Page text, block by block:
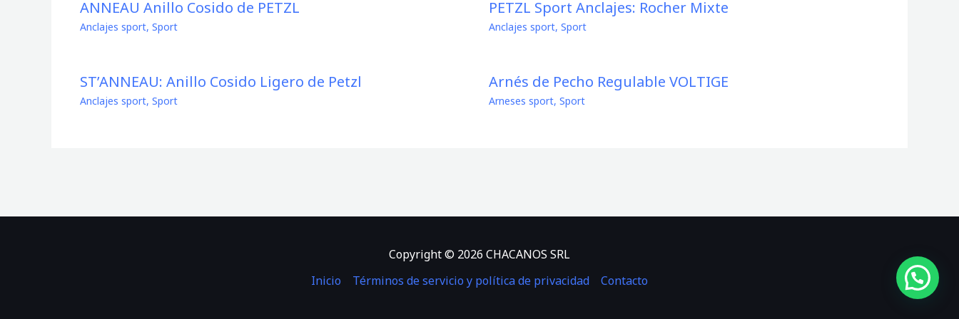
ANNEAU Anillo Cosido de PETZL
Anclajes sport, Sport
PETZL Sport Anclajes: Rocher Mixte
Anclajes sport, Sport
ST’ANNEAU: Anillo Cosido Ligero de Petzl
Anclajes sport, Sport
Arnés de Pecho Regulable VOLTIGE
Arneses sport, Sport
Copyright © 2026 CHACANOS SRL
Inicio
Términos de servicio y política de privacidad Contacto